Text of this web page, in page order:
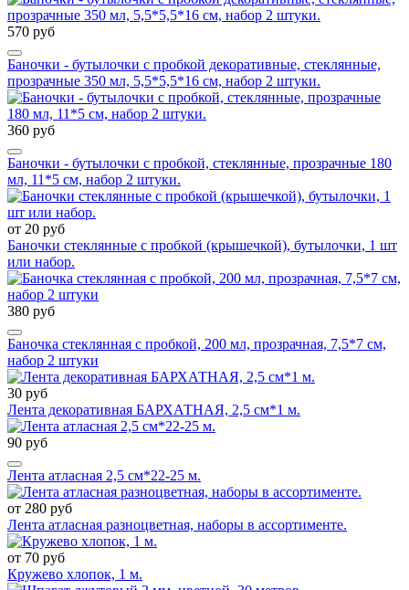
570 руб
Баночки - бутылочки с пробкой декоративные, стеклянные,
прозрачные 350 мл, 5,5*5,5*16 см, набор 2 штуки.
360 руб
Баночки - бутылочки с пробкой, стеклянные, прозрачные 180
мл, 11*5 см, набор 2 штуки.
от 20 руб
Баночки стеклянные с пробкой (крышечкой), бутылочки, 1 шт
или набор.
380 руб
Баночка стеклянная с пробкой, 200 мл, прозрачная, 7,5*7 см,
набор 2 штуки
30 руб
Лента декоративная БАРХАТНАЯ, 2,5 см*1 м.
90 руб
Лента атласная 2,5 см*22-25 м.
от 280 руб
Лента атласная разноцветная, наборы в ассортименте.
от 70 руб
Кружево хлопок, 1 м.